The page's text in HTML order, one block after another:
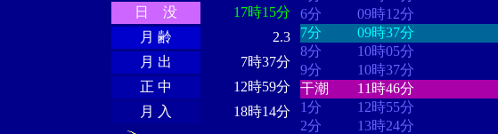
日 没
17時15分
月 齢
2.3
月 出
7時37分
正 中
12時59分
月 入
18時14分
6分
09時12分
7分
09時37分
8分
10時05分
9分
10時37分
干潮
11時46分
1分
12時55分
2分
13時24分